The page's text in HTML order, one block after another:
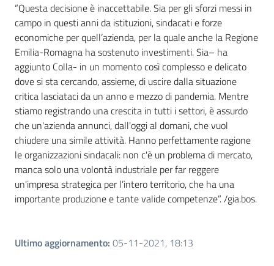
“Questa decisione è inaccettabile. Sia per gli sforzi messi in
campo in questi anni da istituzioni, sindacati e forze
economiche per quell’azienda, per la quale anche la Regione
Emilia-Romagna ha sostenuto investimenti. Sia– ha
aggiunto Colla- in un momento così complesso e delicato
dove si sta cercando, assieme, di uscire dalla situazione
critica lasciataci da un anno e mezzo di pandemia. Mentre
stiamo registrando una crescita in tutti i settori, è assurdo
che un'azienda annunci, dall'oggi al domani, che vuol
chiudere una simile attività. Hanno perfettamente ragione
le organizzazioni sindacali: non c'è un problema di mercato,
manca solo una volontà industriale per far reggere
un'impresa strategica per l’intero territorio, che ha una
importante produzione e tante valide competenze”. /gia.bos.
Ultimo aggiornamento: 05-11-2021, 18:13